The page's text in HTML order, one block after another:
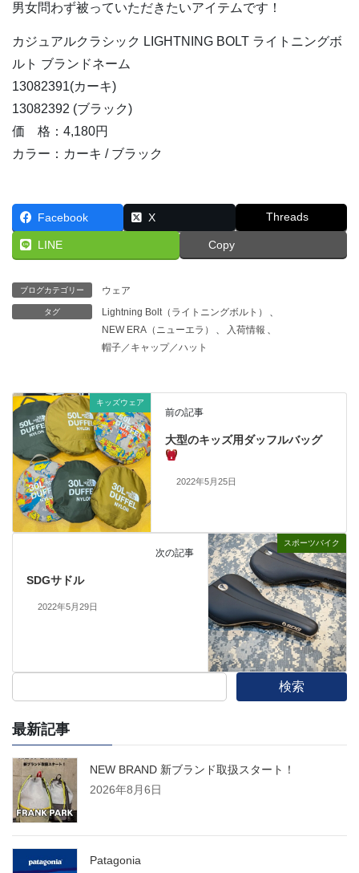
男女問わず被っていただきたいアイテムです！
カジュアルクラシック LIGHTNING BOLT ライトニングボ
ルト ブランドネーム
13082391(カーキ)
13082392 (ブラック)
価 格：4,180円
カラー：カーキ / ブラック
Facebook X Threads
LINE Copy
ブログカテゴリー ウェア
タグ Lightning Bolt（ライトニングボルト）
、
NEW ERA（ニューエラ）
、 入荷情報 、
帽子／キャップ／ハット
キッズウェア
前の記事
大型のキッズ用ダッフルバッグ
2022年5月25日
スポーツバイク
次の記事
SDGサドル
2022年5月29日
検索
最新記事
NEW BRAND 新ブランド取扱スタート！
2026年8月6日
Patagonia